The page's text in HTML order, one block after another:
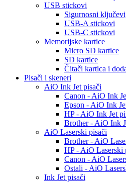
USB stickovi
Sigurnosni ključevi
USB-A stickovi
USB-C stickovi
Memorijske kartice
Micro SD kartice
SD kartice
Čitači kartica i
Pisači i skeneri
AiO Ink Jet pisači
Canon - AiO Ink
Epson - AiO Ink
HP - AiO Ink Jet
Brother - AiO Ink
AiO Laserski pisači
Brother - AiO
HP - AiO Laserski
Canon - AiO
Ostali - AiO
Ink Jet pisači